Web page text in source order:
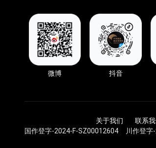
微博 抖音
关于我们 联系
国作登字-2024-F-SZ00012604 川作登字